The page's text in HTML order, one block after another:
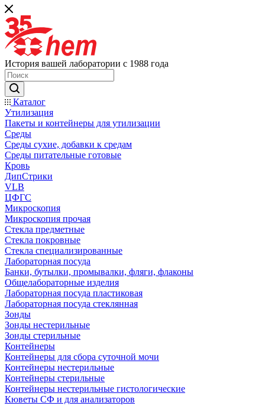
История вашей лаборатории с 1988 года
Каталог
Утилизация
Пакеты и контейнеры для утилизации
Среды
Среды сухие, добавки к средам
Среды питательные готовые
Кровь
ДипСтрики
VLB
ЦФГС
Микроскопия
Микроскопия прочая
Стекла предметные
Стекла покровные
Стекла специализированные
Лабораторная посуда
Банки, бутылки, промывалки, фляги, флаконы
Общелабораторные изделия
Лабораторная посуда пластиковая
Лабораторная посуда стеклянная
Зонды
Зонды нестерильные
Зонды стерильные
Контейнеры
Контейнеры для сбора суточной мочи
Контейнеры нестерильные
Контейнеры стерильные
Контейнеры нестерильные гистологические
Кюветы СФ и для анализаторов